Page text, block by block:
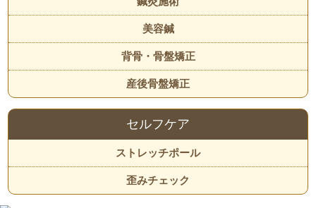
美容鍼
背骨・骨盤矯正
産後骨盤矯正
セルフケア
ストレッチポール
歪みチェック